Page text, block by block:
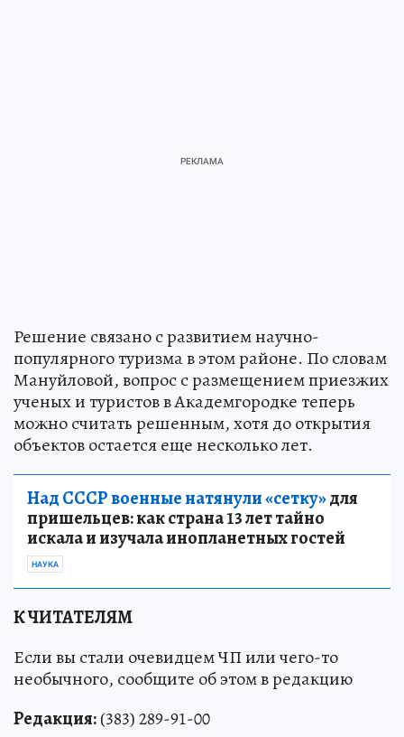
Решение связано с развитием научно-
популярного туризма в этом районе. По словам
Мануйловой, вопрос с размещением приезжих
ученых и туристов в Академгородке теперь
можно считать решенным, хотя до открытия
объектов остается еще несколько лет.
Над СССР военные натянули «сетку»для
пришельцев: как страна 13 лет тайно
искала и изучала инопланетных гостей
НАУКА
К ЧИТАТЕЛЯМ
Если вы стали очевидцем ЧП или чего-то
необычного, сообщите об этом в редакцию
Редакция:(383) 289-91-00